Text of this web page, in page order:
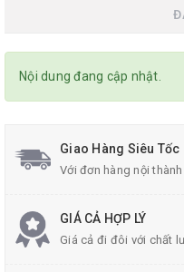
Nội dung đang cập nhật.
Giao Hàng Siêu Tốc
Với đơn hàng nội
GIÁ CẢ HỢP LÝ
Giá cả đi đôi với chất